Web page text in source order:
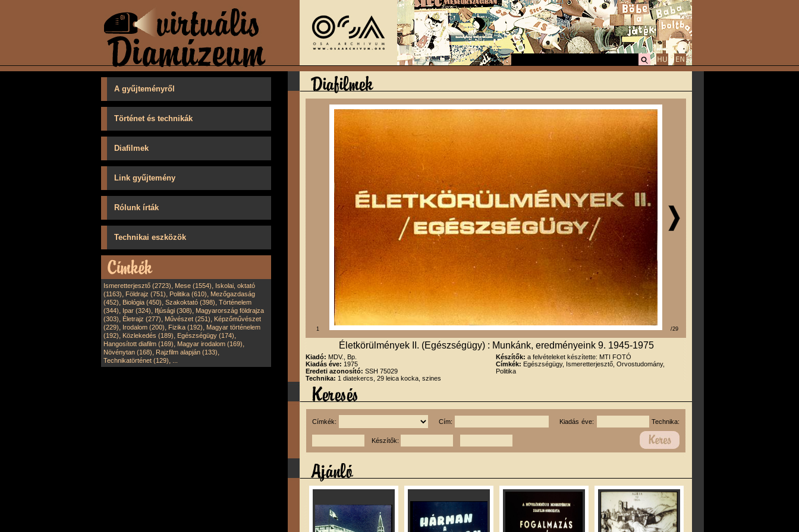
A gyűjteményről
Történet és technikák
Diafilmek
Link gyűjtemény
Rólunk írták
Technikai eszközök
Ismeretterjesztő (2723), Mese (1554), Iskolai, oktató
(1163), Földrajz (751), Politika (610), Mezőgazdaság
(452), Biológia (450), Szakoktató (398), Történelem
(344), Ipar (324), Ifjúsági (308), Magyarország földrajza
(303), Életrajz (277), Művészet (251), Képzőművészet
(229), Irodalom (200), Fizika (192), Magyar történelem
(192), Közlekedés (189), Egészségügy (174),
Hangosított diafilm (169), Magyar irodalom (169),
Növénytan (168), Rajzfilm alapján (133),
Technikatörténet (129),
1 /29
Életkörülmények II. (Egészségügy) : Munkánk, eredményeink 9. 1945-1975
Kiadó: MDV., Bp.
Kiadás éve: 1975
Eredeti azonosító: SSH 75029
Technika: 1 diatekercs, 29 leica kocka, szines
Készítők: a felvételeket készítette: MTI FOTÓ
Címkék: Egészségügy, Ismeretterjesztő, Orvostudomány,
Politika
Címkék: Cím: Kiadás éve: Technika:
Készítők: